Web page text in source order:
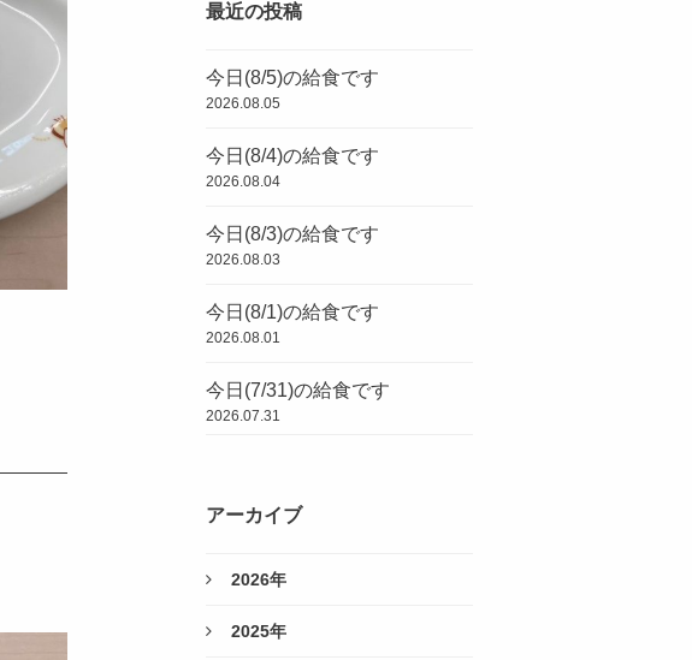
最近の投稿
今日(8/5)の給食です
2026.08.05
今日(8/4)の給食です
2026.08.04
今日(8/3)の給食です
2026.08.03
今日(8/1)の給食です
2026.08.01
今日(7/31)の給食です
2026.07.31
アーカイブ
2026年
2025年